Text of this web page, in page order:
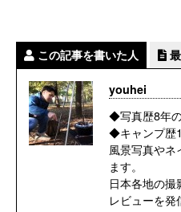
この記事を書いた人
youhei
◆写真歴8年
◆キャンプ歴
風景写真やネ
ます。
日本各地の
レビューを発